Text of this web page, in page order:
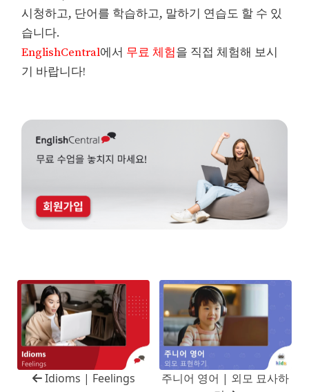
시청하고, 단어를 학습하고, 말하기 연습도 할 수 있
습니다.
EnglishCentral에서 무료 체험을 직접 체험해 보시
기 바랍니다!
Idioms | Feelings
주니어 영어 | 외모 묘사하